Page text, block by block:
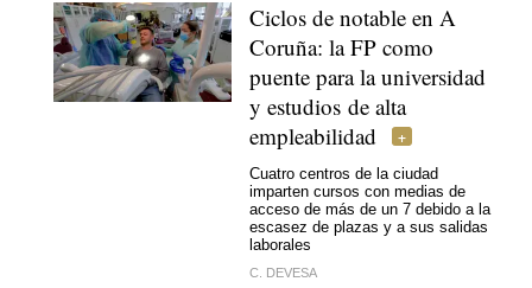
Ciclos de notable en A
Coruña: la FP como
puente para la universidad
y estudios de alta
empleabilidad
Cuatro centros de la ciudad
imparten cursos con medias de
acceso de más de un 7 debido a la
escasez de plazas y a sus salidas
laborales
C. DEVESA